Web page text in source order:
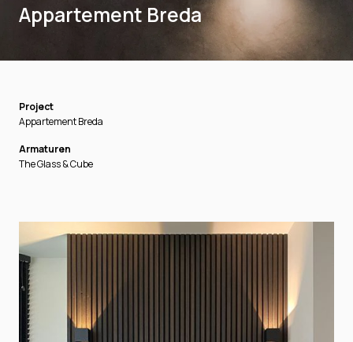
Appartement Breda
Project
Appartement Breda
Armaturen
The Glass & Cube